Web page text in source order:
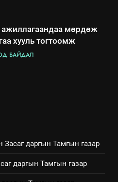
ажиллагаандаа мөрдөж
хууль тогтоомж
БАЙДАЛ
хүн, мал, амьтны
буюу үзүүлж байгаа
хоног-2025
Засаг даргын Тамгын газар
даргын Тамгын газар